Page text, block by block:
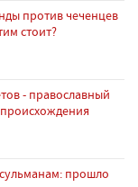
против чеченцев
стоит?
- православный
прошло